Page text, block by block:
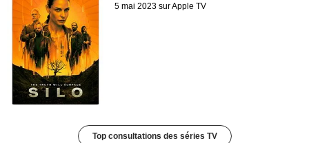
5 mai 2023 sur Apple TV
Top consultations des séries TV